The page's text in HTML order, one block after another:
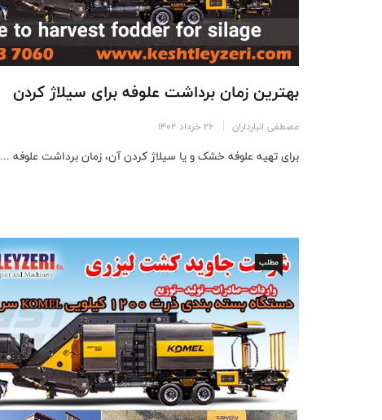
بهترین زمان برداشت علوفه برای سیلاژ کردن
مصطفی انبارداران 26 خرداد 1402
برای تهیه علوفه خشک و یا سیلاژ کردن آن، زمان برداشت علوفه ...
مطلب